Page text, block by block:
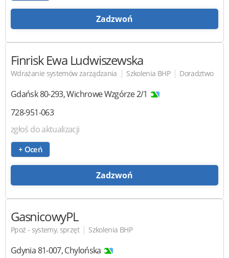
Zadzwoń
FinriskEwa Ludwiszewska
Wdrażanie systemów zarządzania | Szkolenia BHP | Doradztwo
Gdańsk80-293,Wichrowe Wzgórze 2/1
728-951-063
zgłoś do aktualizacji
+ Oceń
Zadzwoń
GasnicowyPL
Ppoż - systemy, sprzęt | Szkolenia BHP
Gdynia81-007,Chylońska